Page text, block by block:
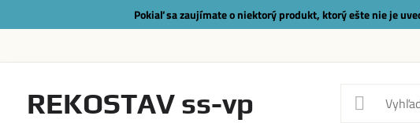
Pokiaľ sa zaujímate o niektorý produkt, ktorý ešte nie je
REKOSTAV ss-vp